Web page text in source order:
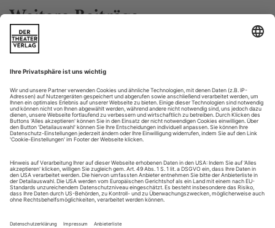
Weitere Beiträge
Männer in Strumpfhosen
Nureyev jedenfalls – der Partner, der in ihrem Schatten stand und
ständig mit übler Nachrede zu kämpfen hatte. Heute ist es anders,
erfuhr Katja Werner von Ivan Liska und Alen Bottaini
Am Anfang des 19. Jahrhunderts hatten noch die Männer die
Bühne dominiert. Dann standen, im Romantischen Ballett, die
Tänzerinnen im Zentrum der Aufmerksamkeit. Die Aufgabe
der Tänzer, wie damals Jules Perrot und Arthur Saint-Léon,
war, der gefeierten Ballerina ihre starken Arme zu leihen. Der
neue Stil betonte die weicheren Bewegungen und den leicht
gebeugten...